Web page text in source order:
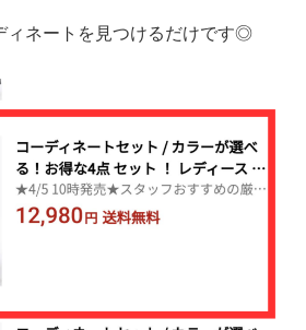
ィネートを見つけるだけです◎